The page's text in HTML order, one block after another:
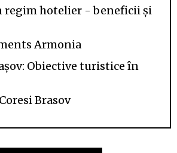
hotelier - beneficii și
Armonia
Obiective turistice în
Brasov